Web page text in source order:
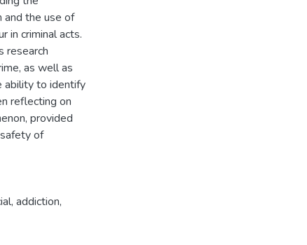
and the use of
in criminal acts.
research
as well as
ability to identify
reflecting on
provided
of
, addiction,